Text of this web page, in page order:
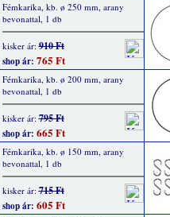
Fémkarika, kb. ø 250 mm, arany
bevonattal, 1 db
kisker ár:910 Ft
shop ár: 765 Ft
Fémkarika, kb. ø 200 mm, arany
bevonattal, 1 db
kisker ár:795 Ft
shop ár: 665 Ft
Fémkarika, kb. ø 150 mm, arany
bevonattal, 1 db
kisker ár:715 Ft
shop ár: 605 Ft